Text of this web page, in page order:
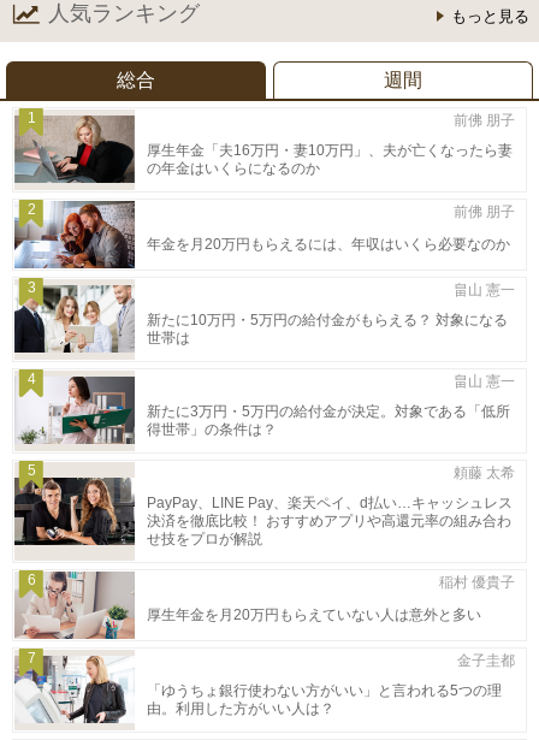
人気ランキング もっと見る
総合 週間
1
厚生年金「夫16万円・妻10万円」、夫が亡くなったら妻
の年金はいくらになるのか
前佛 朋子
2
年金を月20万円もらえるには、年収はいくら必要なのか
前佛 朋子
3
新たに10万円・5万円の給付金がもらえる？ 対象になる
世帯は
畠山 憲一
4
新たに3万円・5万円の給付金が決定。対象である「低所
得世帯」の条件は？
畠山 憲一
5
PayPay、LINE Pay、楽天ペイ、d払い…キャッシュレス
決済を徹底比較！ おすすめアプリや高還元率の組み合わ
せ技をプロが解説
頼藤 太希
6
厚生年金を月20万円もらえていない人は意外と多い
稲村 優貴子
7
「ゆうちょ銀行使わない方がいい」と言われる5つの理
由。利用した方がいい人は？
金子圭都